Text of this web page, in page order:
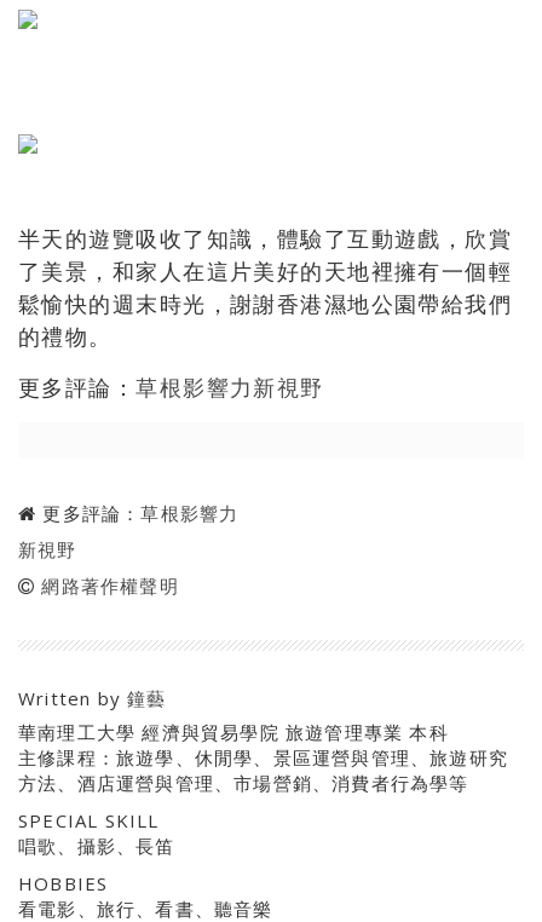
半天的遊覽吸收了知識，體驗了互動遊戲，欣賞
了美景，和家人在這片美好的天地裡擁有一個輕
鬆愉快的週末時光，謝謝香港濕地公園帶給我們
的禮物。
更多評論：草根影響力新視野
更多評論：草根影響力
新視野
網路著作權聲明
Written by鐘藝
華南理工大學 經濟與貿易學院 旅遊管理專業 本科
主修課程：旅遊學、休閒學、景區運營與管理、旅遊研究
方法、酒店運營與管理、市場營銷、消費者行為學等
SPECIAL SKILL
唱歌、攝影、長笛
HOBBIES
看電影、旅行、看書、聽音樂